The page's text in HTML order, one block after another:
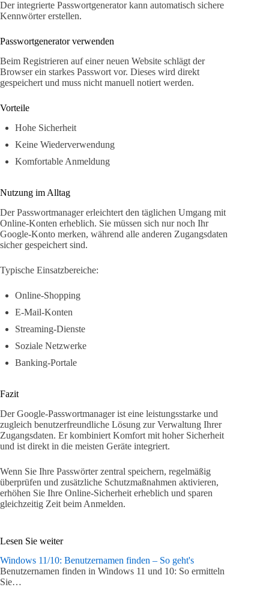
Der integrierte Passwortgenerator kann automatisch sichere
Kennwörter erstellen.
Passwortgenerator verwenden
Beim Registrieren auf einer neuen Website schlägt der
Browser ein starkes Passwort vor. Dieses wird direkt
gespeichert und muss nicht manuell notiert werden.
Vorteile
Hohe Sicherheit
Keine Wiederverwendung
Komfortable Anmeldung
Nutzung im Alltag
Der Passwortmanager erleichtert den täglichen Umgang mit
Online-Konten erheblich. Sie müssen sich nur noch Ihr
Google-Konto merken, während alle anderen Zugangsdaten
sicher gespeichert sind.
Typische Einsatzbereiche:
Online-Shopping
E-Mail-Konten
Streaming-Dienste
Soziale Netzwerke
Banking-Portale
Fazit
Der Google-Passwortmanager ist eine leistungsstarke und
zugleich benutzerfreundliche Lösung zur Verwaltung Ihrer
Zugangsdaten. Er kombiniert Komfort mit hoher Sicherheit
und ist direkt in die meisten Geräte integriert.
Wenn Sie Ihre Passwörter zentral speichern, regelmäßig
überprüfen und zusätzliche Schutzmaßnahmen aktivieren,
erhöhen Sie Ihre Online-Sicherheit erheblich und sparen
gleichzeitig Zeit beim Anmelden.
Lesen Sie weiter
Windows 11/10: Benutzernamen finden – So geht's
Benutzernamen finden in Windows 11 und 10: So ermitteln
Sie…